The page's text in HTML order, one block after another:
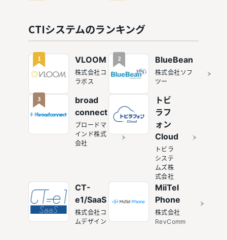
テムおす
すめ10選
選
CTIシステムのランキング
1 VLOOM
株式会社コ
ラボス
2 BlueBean
株式会社ソフ
ツー
3
broad
connect
ブロードマ
インド株式
会社
トビ
ラフ
ォン
Cloud
トビラ
システ
ムズ株
式会社
CT-
e1/SaaS
株式会社コ
ムデザイン
MiiTel
Phone
株式会社
RevComm